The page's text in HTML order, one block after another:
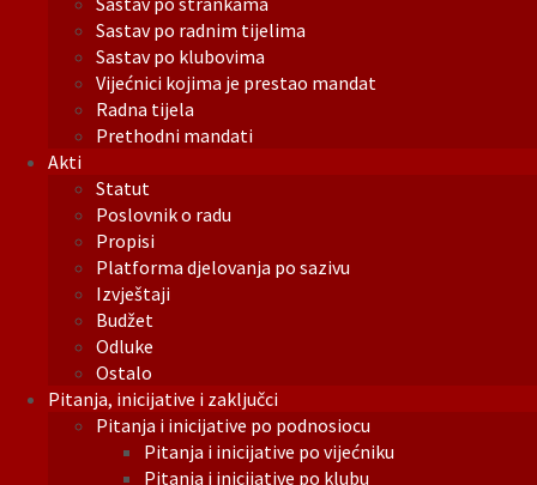
Sastav po radnim tijelima
Sastav po klubovima
Vijećnici kojima je prestao mandat
Radna tijela
Prethodni mandati
Akti
Statut
Poslovnik o radu
Propisi
Platforma djelovanja po sazivu
Izvještaji
Budžet
Odluke
Ostalo
Pitanja, inicijative i zaključci
Pitanja i inicijative po podnosiocu
Pitanja i inicijative po vijećniku
Pitanja i inicijative po klubu